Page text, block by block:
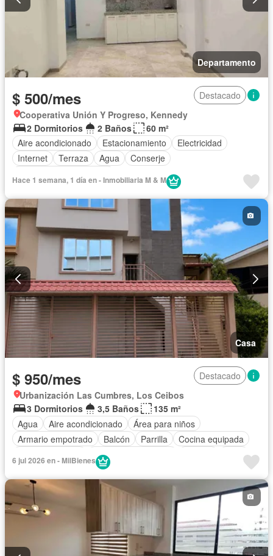
Departamento
$ 500/mes
Destacado
Cooperativa Unión Y Progreso, Kennedy
2 Dormitorios
2 Baños
60 m²
Aire acondicionado
Estacionamiento
Electricidad
Internet
Terraza Agua
Conserje
Hace 1 semana, 1 día en - Inmobiliaria M & M
Casa
$ 950/mes
Destacado
Urbanización Las Cumbres, Los Ceibos
3 Dormitorios
3,5 Baños
135 m²
Agua
Aire acondicionado
Área para niños
Armario empotrado
Balcón Parrilla
Cocina equipada
Garita de guardianía
Seguridad
Vista panorámica
Parcialmente amoblado
6 jul 2026 en - MilBienes